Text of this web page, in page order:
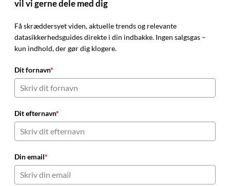
vil vi gerne dele med dig
Få skræddersyet viden, aktuelle trends og relevante
datasikkerhedsguides direkte i din indbakke. Ingen salgsgas –
kun indhold, der gør dig klogere.
Dit fornavn*
Dit efternavn*
Din email*